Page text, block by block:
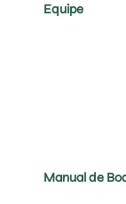
Equipe
Manual de